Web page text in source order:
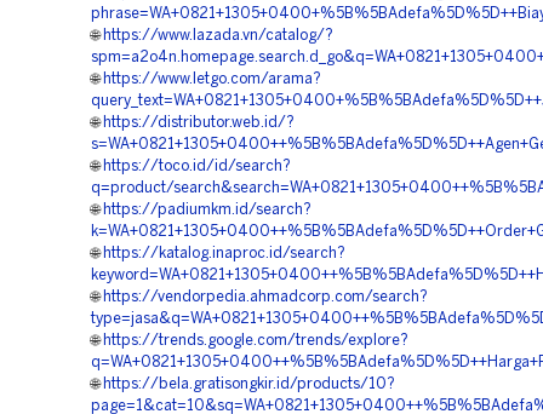
🌐 https://www.lazada.vn/catalog/?
🌐 https://www.letgo.com/arama?
🌐 https://distributor.web.id/?
🌐 https://toco.id/id/search?
q=product/
🌐 https://padiumkm.id/search?
🌐 https://katalog.inaproc.id/search?
🌐 https://vendorpedia.ahmadcorp.com/search?
🌐 https://trends.google.com/trends/explore?
🌐 https://bela.gratisongkir.id/products/10?